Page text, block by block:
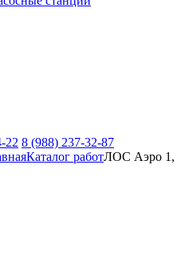
22 8 (988) 237-32-87
Каталог работЛОС Аэро 1,